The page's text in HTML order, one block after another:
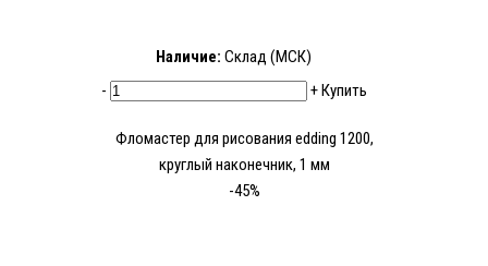
Наличие: Склад (МСК)
-
+Купить
Фломастер для рисования edding 1200,
круглый наконечник, 1 мм
-45%